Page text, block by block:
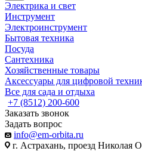
Электрика и свет
Инструмент
Электроинструмент
Бытовая техника
Посуда
Сантехника
Хозяйственные товары
Аксессуары для цифровой
Все для сада и отдыха
+7 (8512) 200-600
Заказать звонок
Задать вопрос
info@em-orbita.ru
г. Астрахань, проезд Николая